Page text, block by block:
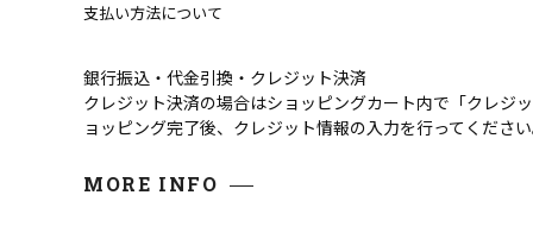
支払い方法について
銀行振込・代金引換・クレジット決済
クレジット決済の場合はショッピングカート内で「クレジ
ョッピング完了後、クレジット情報の入力を行ってください
MORE INFO